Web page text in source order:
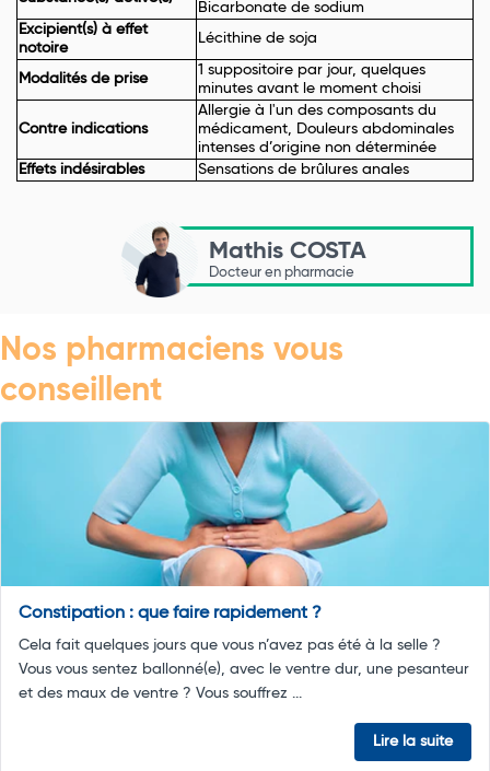
Bicarbonate de sodium
Excipient(s) à effet
notoire
Lécithine de soja
Modalités de prise
1 suppositoire par jour, quelques
minutes avant le moment choisi
Contre indications
Allergie à l'un des composants du
médicament, Douleurs abdominales
intenses d’origine non déterminée
Effets indésirables
Sensations de brûlures anales
Mathis COSTA
Docteur en pharmacie
Nos pharmaciens vous
conseillent
Constipation : que faire rapidement ?
Cela fait quelques jours que vous n’avez pas été à la selle ?
Vous vous sentez ballonné(e), avec le ventre dur, une pesanteur
et des maux de ventre ? Vous souffrez ...
Lire la suite